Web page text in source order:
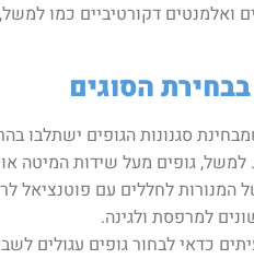
דקורטיביים כמו למשל,
הסוגים
סגנונות הגופים ישתלבו
למשל, גופים מעל שידות המיטה
לחללים עם פוטנציאל
למרפסת ולגינה.
כדאי לבחור גופים עגולים